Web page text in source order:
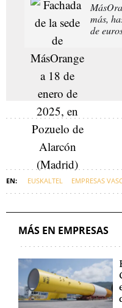
más,
de
EUSKALTEL EMPRESAS
MÁS EN EMPRESAS